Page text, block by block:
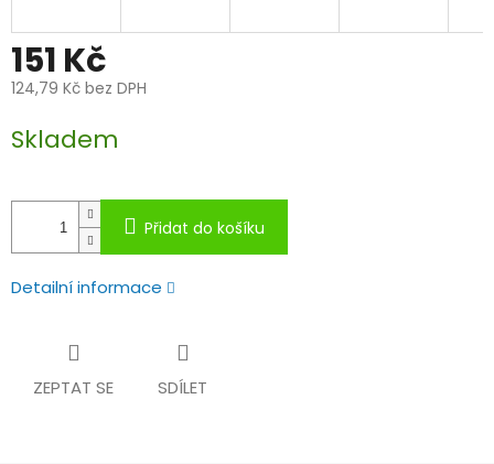
151 Kč
124,79 Kč bez DPH
cena:
Skladem
Přidat do košíku
Detailní informace
ZEPTAT SE SDÍLET